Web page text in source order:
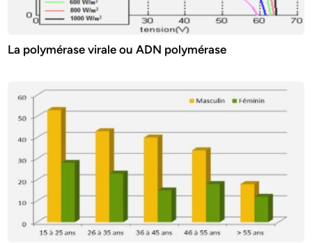
La polymérase virale ou ADN polymérase